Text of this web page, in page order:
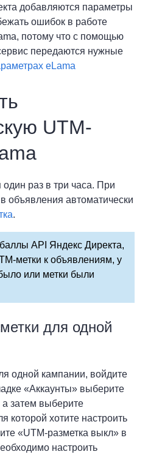
добавляются параметры
ошибок в работе
потому что с помощью
передаются нужные
eLama
UTM-
раз в три часа. При
объявления автоматически
.
API Яндекс Директа,
метки к объявлениям, у
или метки были
для одной
одной кампании, войдите
«Аккаунты» выберите
а затем выберите
которой хотите настроить
«UTM-разметка выкл» в
настроить